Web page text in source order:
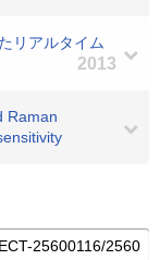
リアルタイム
2013
Raman